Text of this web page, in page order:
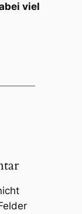
viel